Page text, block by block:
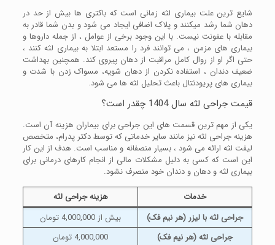
شایع ترین علت بیماری لثه زمانی است که باکتری ها بیش از حد در
دهان شما رشد میکنند و پلاک اضافی ایجاد می شود و بدن شما قادر به
مقابله با عفونت نیست. با این وجود برخی از عوامل ، از جمله داروها و
بیماری های مزمن ، می توانند فرد را مستعد ابتلا به بیماری لثه کنند ،
حتی اگر او از روال کامل مراقبت از دهان پیروی کند. همچنین بهداشت
ضعیف دندان ، استفاده نکردن از دهان شویه، مسواک زدن با شدت و
بیماری های پریودنتال باعث تحلیل لثه ها می شود.
قیمت جراحی لثه سال 1404 چقدر است؟
یکی از مهم ترین قسمت های این جراحی برای بیماران هزینه آن است.
هزینه جراحی لثه نیز مانند سایر خدماتی که توسط دکتر پدرام، متخصص
لیفت لثه ارائه می شود ، بسیار منصفانه و مناسب است. هدف از این کار
این است که کسی به دلیل مشکلات مالی از انجام کارهای درمانی برای
بیماری لثه و دهان و دندان خود منصرف نشود.
خدمات
هزینهجراحی لثه
جراحی لثه با لیزر (هر نیم فک)
بیش از 4,000,000 تومان
جراحی لثه (هر نیم فک)
4,000,000 تومان